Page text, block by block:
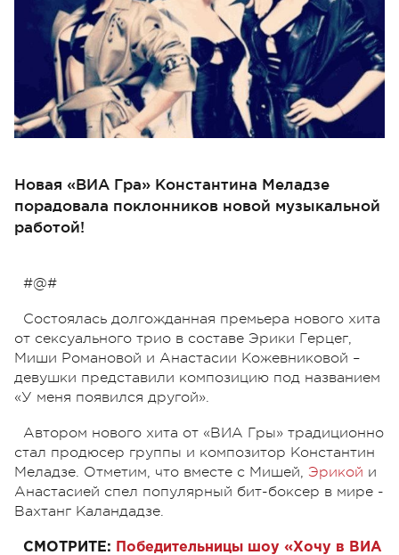
Новая «ВИА Гра» Константина Меладзе
порадовала поклонников новой музыкальной
работой!
#@#
Состоялась долгожданная премьера нового хита
от сексуального трио в составе Эрики Герцег,
Миши Романовой и Анастасии Кожевниковой –
девушки представили композицию под названием
«У меня появился другой».
Автором нового хита от «ВИА Гры» традиционно
стал продюсер группы и композитор Константин
Меладзе. Отметим, что вместе с Мишей, Эрикой и
Анастасией спел популярный бит-боксер в мире -
Вахтанг Каландадзе.
СМОТРИТЕ:
Победительницы шоу «Хочу в ВИА